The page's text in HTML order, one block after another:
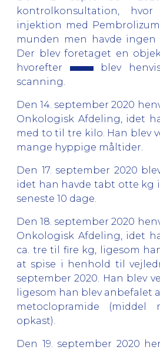
kontrolkonsultation,
injektion med
munden men havde ingen
Der blev foretaget en
hvorefter
blev
scanning.
Den 14. september 2020
Onkologisk Afdeling, idet
med to til tre kilo. Han blev
mange hyppige måltider.
Den 17. september 2020
idet han havde tabt otte kg
seneste 10 dage.
Den 18. september 2020
Onkologisk Afdeling, idet
ca. tre til fire kg, ligesom
at spise i henhold til
september 2020. Han blev
ligesom han blev anbefalet
metoclopramide (middel
opkast).
Den 19. september 2020